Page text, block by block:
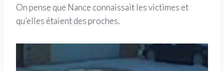
On pense que Nance connaissait les victimes et
qu’elles étaient des proches.